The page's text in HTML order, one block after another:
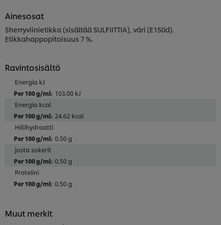
Ainesosat
Sherryviinietikka (sisältää SULFIITTIA), väri (E150d).
Etikkahappopitoisuus 7 %.
Ravintosisältö
Energia kJ
103.00 kJ
Energia kcal
24.62 kcal
Hiilihydraatti
0.50 g
josta sokerit
0.50 g
Proteiini
0.50 g
Muut merkit